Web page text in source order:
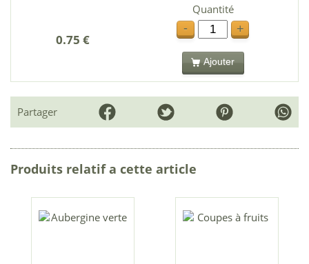
0.75 €
Quantité
-
+
Ajouter
Partager
Produits relatif a cette article